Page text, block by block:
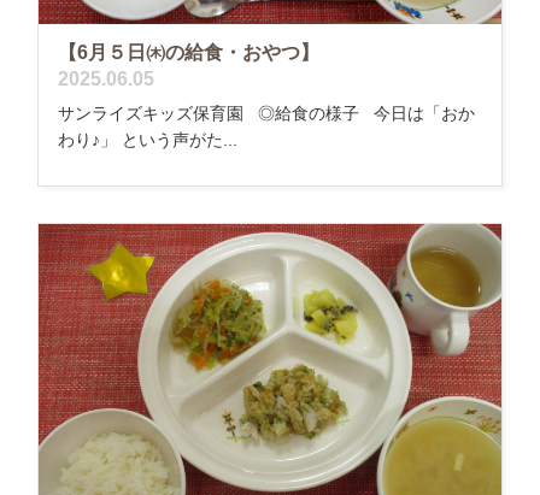
【6月５日㈭の給食・おやつ】
2025.06.05
サンライズキッズ保育園 ◎給食の様子 今日は「おか
わり♪」 という声がた...